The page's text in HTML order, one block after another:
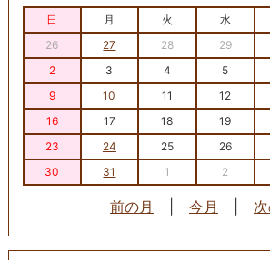
日 月 火 水
26
27 28 29
2
3 4 5
9
10 11 12
16
17 18 19
23
24 25 26
30
31 1 2
前の月 今月